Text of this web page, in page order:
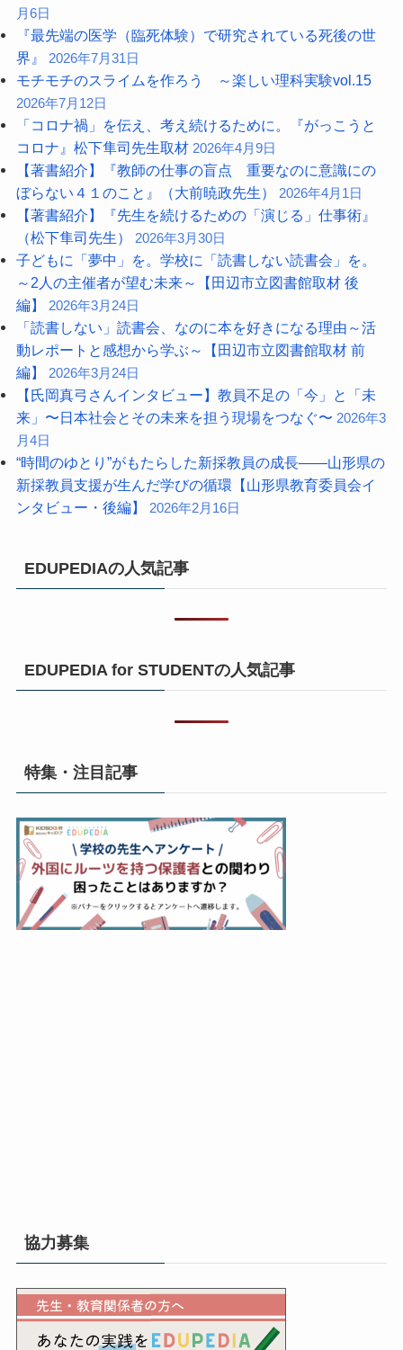
月6日
『最先端の医学（臨死体験）で研究されている死後の世
界』
2026年7月31日
モチモチのスライムを作ろう ～楽しい理科実験vol.15
2026年7月12日
「コロナ禍」を伝え、考え続けるために。『がっこうと
コロナ』松下隼司先生取材 2026年4月9日
【著書紹介】『教師の仕事の盲点 重要なのに意識にの
ぼらない４１のこと』（大前暁政先生）
2026年4月1日
【著書紹介】『先生を続けるための「演じる」仕事術』
（松下隼司先生）
2026年3月30日
子どもに「夢中」を。学校に「読書しない読書会」を。
～2人の主催者が望む未来～【田辺市立図書館取材 後
編】
2026年3月24日
「読書しない」読書会、なのに本を好きになる理由～活
動レポートと感想から学ぶ～【田辺市立図書館取材 前
編】
2026年3月24日
【氏岡真弓さんインタビュー】教員不足の「今」と「未
来」〜日本社会とその未来を担う現場をつなぐ〜 2026年3
月4日
“時間のゆとり”がもたらした新採教員の成長――山形県の
新採教員支援が生んだ学びの循環【山形県教育委員会イ
ンタビュー・後編】
2026年2月16日
EDUPEDIAの人気記事
EDUPEDIA for STUDENTの人気記事
特集・注目記事
協力募集